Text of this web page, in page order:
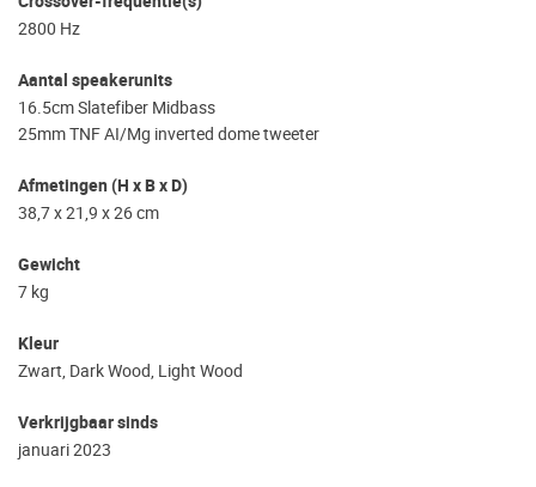
2800 Hz
Aantal speakerunits
16.5cm Slatefiber Midbass
25mm TNF AI/Mg inverted dome tweeter
Afmetingen (H x B x D)
38,7 x 21,9 x 26 cm
Gewicht
7 kg
Kleur
Zwart, Dark Wood, Light Wood
Verkrijgbaar sinds
januari 2023